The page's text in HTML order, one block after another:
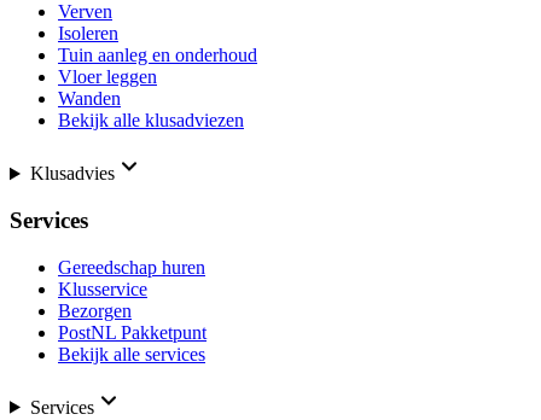
Verven
Isoleren
Tuin aanleg en onderhoud
Vloer leggen
Wanden
Bekijk alle klusadviezen
Klusadvies
Services
Gereedschap huren
Klusservice
Bezorgen
PostNL Pakketpunt
Bekijk alle services
Services